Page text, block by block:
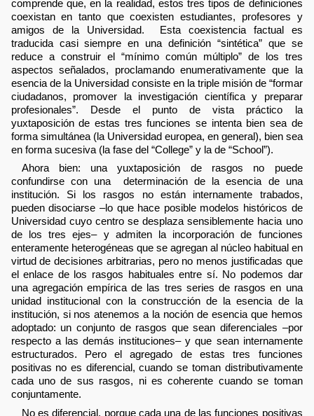
comprende que, en la realidad, estos tres tipos de definiciones
coexistan en tanto que coexisten estudiantes, profesores y
amigos de la Universidad. Esta coexistencia factual es
traducida casi siempre en una definición “sintética” que se
reduce a construir el “mínimo común múltiplo” de los tres
aspectos señalados, proclamando enumerativamente que la
esencia de la Universidad consiste en la triple misión de “formar
ciudadanos, promover la investigación científica y preparar
profesionales”. Desde el punto de vista práctico la
yuxtaposición de estas tres funciones se intenta bien sea de
forma simultánea (la Universidad europea, en general), bien sea
en forma sucesiva (la fase del “College” y la de “School”).
Ahora bien: una yuxtaposición de rasgos no puede
confundirse con una determinación de la esencia de una
institución. Si los rasgos no están internamente trabados,
pueden disociarse –lo que hace posible modelos históricos de
Universidad cuyo centro se desplaza sensiblemente hacia uno
de los tres ejes– y admiten la incorporación de funciones
enteramente heterogéneas que se agregan al núcleo habitual en
virtud de decisiones arbitrarias, pero no menos justificadas que
el enlace de los rasgos habituales entre sí. No podemos dar
una agregación empírica de las tres series de rasgos en una
unidad institucional con la construcción de la esencia de la
institución, si nos atenemos a la noción de esencia que hemos
adoptado: un conjunto de rasgos que sean diferenciales –por
respecto a las demás instituciones– y que sean internamente
estructurados. Pero el agregado de estas tres funciones
positivas no es diferencial, cuando se toman distributivamente
cada uno de sus rasgos, ni es coherente cuando se toman
conjuntamente.
No es diferencial, porque cada una de las funciones positivas